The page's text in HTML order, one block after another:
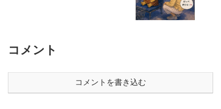
コメント
コメントを書き込む